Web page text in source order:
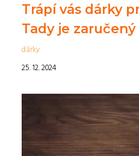
Trápí vás dárky
Tady je zaručený
dárky
25. 12. 2024